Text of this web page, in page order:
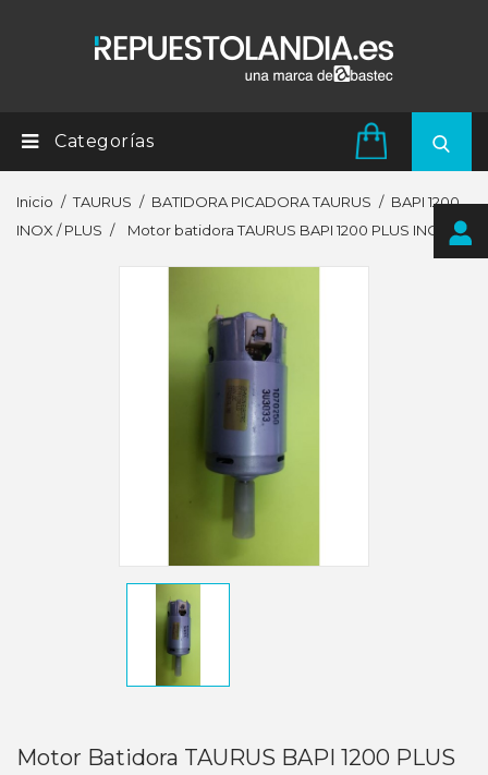
Categorías
Inicio TAURUS BATIDORA PICADORA TAURUS
BAPI 1200
INOX / PLUS
Motor batidora TAURUS BAPI 1200 PLUS INOX
Motor Batidora TAURUS BAPI 1200 PLUS